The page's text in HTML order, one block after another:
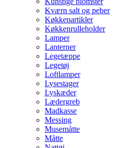
Kværn salt og peber
Køkkenartikler
Køkkenrulleholder
Lamper
Lanterner
Legetæppe
Legetøj
Loftlamper
Lysestager
Lyskæder
Lædergreb
Madkasse
Messing
Musemåtte
Måtte